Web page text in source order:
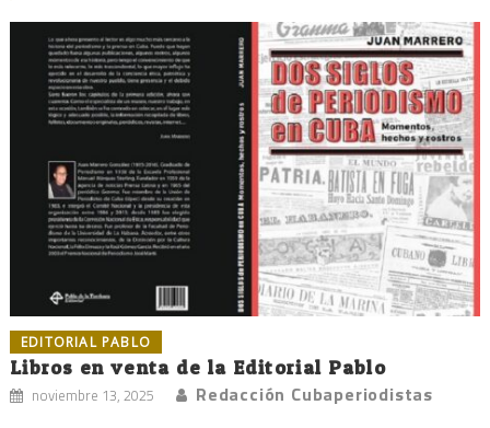
EDITORIAL PABLO
Libros en venta de la Editorial Pablo
noviembre 13, 2025 Redacción Cubaperiodistas